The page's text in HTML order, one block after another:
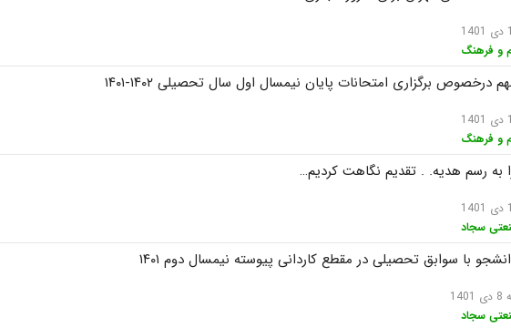
و فرهنگ
درخصوص برگزاری امتحانات پایان نیمسال اول سال تحصیلی ۱۴۰۲-۱۴۰۱
و فرهنگ
به رسم هدیه. . تقدیم نگاهت کردیم…
سجاد
با سوابق تحصیلی در مقطع کاردانی پیوسته نیمسال دوم ۱۴۰۱
سجاد